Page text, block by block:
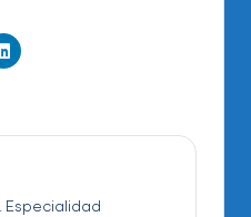
Especialidad